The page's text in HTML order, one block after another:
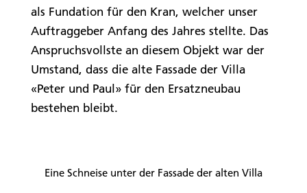
als Fundation für den Kran, welcher unser
Auftraggeber Anfang des Jahres stellte. Das
Anspruchsvollste an diesem Objekt war der
Umstand, dass die alte Fassade der Villa
«Peter und Paul» für den Ersatzneubau
bestehen bleibt.
Eine Schneise unter der Fassade der alten Villa